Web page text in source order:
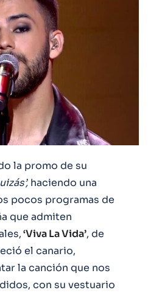
la promo de su
haciendo una
pocos programas de
que admiten
‘Viva La Vida’, de
el canario,
la canción que nos
con su vestuario